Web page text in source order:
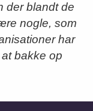
der blandt de
nogle, som
har
bakke op